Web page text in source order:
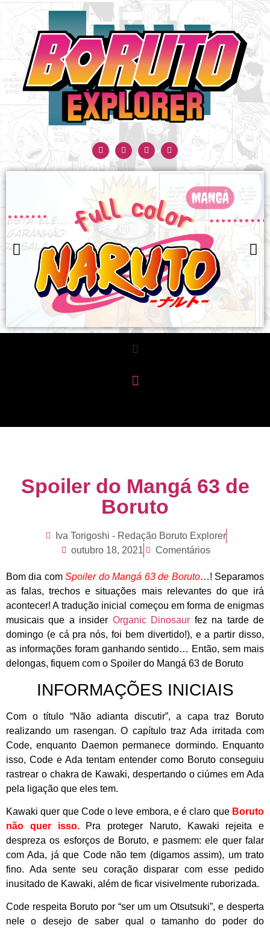
Spoiler do Mangá 63 de
Boruto
Iva Torigoshi - Redação Boruto Explorer
outubro 18, 2021
Comentários
Bom dia comSpoiler do Mangá 63 de Boruto…! Separamos
as falas, trechos e situações mais relevantes do que irá
acontecer! A tradução inicial começou em forma de enigmas
musicais que a insider Organic Dinosaur fez na tarde de
domingo (e cá pra nós, foi bem divertido!), e a partir disso,
as informações foram ganhando sentido… Então, sem mais
delongas, fiquem com o Spoiler do Mangá 63 de Boruto
INFORMAÇÕES INICIAIS
Com o título “Não adianta discutir”, a capa traz Boruto
realizando um rasengan. O capítulo traz Ada irritada com
Code, enquanto Daemon permanece dormindo. Enquanto
isso, Code e Ada tentam entender como Boruto conseguiu
rastrear o chakra de Kawaki, despertando o ciúmes em Ada
pela ligação que eles tem.
Kawaki quer que Code o leve embora, e é claro que Boruto
não quer isso.Pra proteger Naruto, Kawaki rejeita e
despreza os esforços de Boruto, e pasmem: ele quer falar
com Ada, já que Code não tem (digamos assim), um trato
fino. Ada sente seu coração disparar com esse pedido
inusitado de Kawaki, além de ficar visivelmente ruborizada.
Code respeita Boruto por “ser um um Otsutsuki”, e desperta
nele o desejo de saber qual o tamanho do poder do